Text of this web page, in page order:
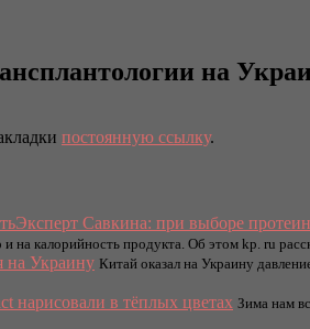
на
постоянную ссылку.
Эксперт Савкина: при выборе
на калорийность продукта. Об этом kp. ru
на Украину Китай оказал на Украину
нарисовали в тёплых цветах Зима нам